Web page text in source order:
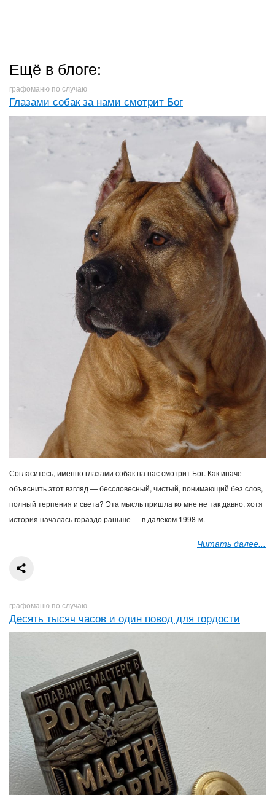
Ещё в блоге:
графоманю по случаю
Глазами собак за нами смотрит Бог
Согласитесь, именно глазами собак на нас смотрит Бог. Как иначе
объяснить этот взгляд — бессловесный, чистый, понимающий без слов,
полный терпения и света? Эта мысль пришла ко мне не так давно, хотя
история началась гораздо раньше — в далёком 1998-м.
Читать далее...
графоманю по случаю
Десять тысяч часов и один повод для гордости